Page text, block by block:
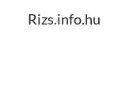
Rizs.info.hu